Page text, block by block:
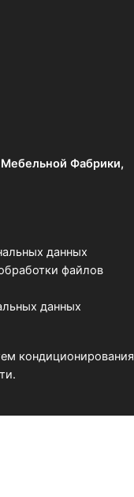
Фабрики,
данных
файлов
данных
кондиционирования